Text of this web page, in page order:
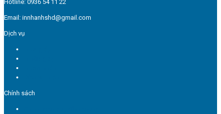
Hotline: 0936 54 11 22
Email: innhanhshd@gmail.com
Dịch vụ
Chính sách